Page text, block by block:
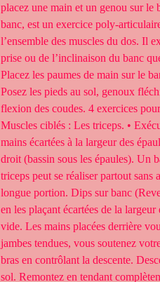
placez une main et un genou sur
banc, est un exercice poly-
l’ensemble des muscles du dos. Il
prise ou de l’inclinaison du banc
Placez les paumes de main sur le
Posez les pieds au sol, genoux
flexion des coudes. 4 exercices
Muscles ciblés : Les triceps. •
mains écartées à la largeur des
droit (bassin sous les épaules). Un
triceps peut se réaliser partout
longue portion. Dips sur banc
en les plaçant écartées de la largeur
vide. Les mains placées derrière
jambes tendues, vous soutenez
bras en contrôlant la descente.
sol. Remontez en tendant